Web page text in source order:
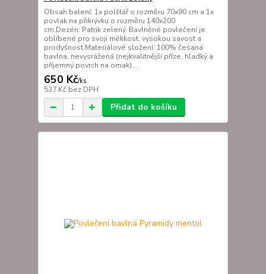
Obsah balení: 1x polštář o rozměru 70x90 cm a 1x
povlak na přikrývku o rozměru 140x200
cm.Dezén: Patrik zelený. Bavlněné povlečení je
oblíbené pro svoji měkkost, vysokou savost a
prodyšnost.Materiálové složení: 100% česaná
bavlna, nevysrážená (nejkvalitnější příze, hladký a
příjemný povrch na omak)....
650 Kč/ks
537 Kč bez DPH
Přidat do košíku